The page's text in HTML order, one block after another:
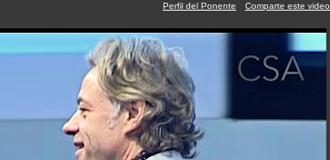
Perfil del Ponente Comparte este video